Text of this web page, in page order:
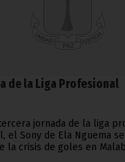
de la Liga Profesional
jornada de la liga
el Sony de Ela Nguema
la crisis de goles en